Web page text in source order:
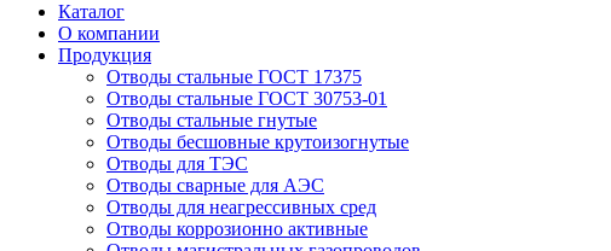
Каталог
О компании
Продукция
Отводы стальные ГОСТ 17375
Отводы стальные ГОСТ 30753-01
Отводы стальные гнутые
Отводы бесшовные крутоизогнутые
Отводы для ТЭС
Отводы сварные для АЭС
Отводы для неагрессивных сред
Отводы коррозионно активные